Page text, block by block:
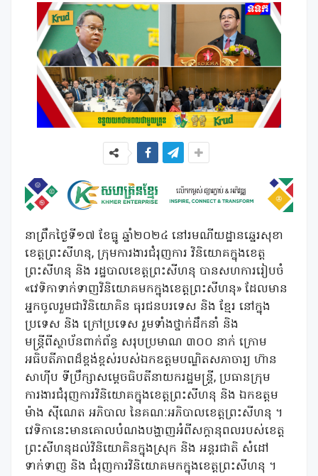
នាព្រឹកថ្ងៃទី១៧ ខែធ្នូ ឆ្នាំ២០២៤ នៅរមណីយដ្ឋានឆ្នេរសុខា
ខេត្តព្រះសីហនុ, ក្រុមការងារជំរុញការ វិនិយោគក្នុងខេត្ត
ព្រះសីហនុ និង រដ្ឋបាលខេត្តព្រះសីហនុ បានសហការរៀបចំ
«វេទិកាទាក់ទាញវិនិយោគមកក្នុងខេត្តព្រះសីហនុ» ដែលមាន
អ្នកចូលរួមជាវិនិយោគិន ធុរជនបរទេស និង ខ្មែរ នៅក្នុង
ប្រទេស និង ក្រៅប្រទេស រួមទាំងថ្នាក់ដឹកនាំ និង
មន្ត្រីពីស្ថាប័នពាក់ព័ន្ធ សរុបប្រមាណ ៣០០ នាក់ ក្រោម
អធិបតីភាពដ៏ខ្ពង់ខ្ពស់របស់ឯកឧត្តមបណ្ឌិតសភាចារ្យ ហ៊ាន
សាហ៊ីប ទីប្រឹក្សាសម្តេចធិបតីនាយករដ្ឋមន្រ្តី, ប្រធានក្រុម
ការងារជំរុញការវិនិយោគក្នុងខេត្តព្រះសីហនុ និង ឯកឧត្តម
ម៉ាង ស៊ីណេត អភិបាល នៃគណៈអភិបាលខេត្តព្រះសីហនុ ។
វេទិកានេះមានគោលបំណងបង្ហាញអំពីសក្តានុពលរបស់ខេត្ត
ព្រះសីហនុដល់វិនិយោគិនក្នុងស្រុក និង អន្តរជាតិ សំដៅ
ទាក់ទាញ និង ជំរុញការវិនិយោគមកក្នុងខេត្តព្រះសីហនុ ។